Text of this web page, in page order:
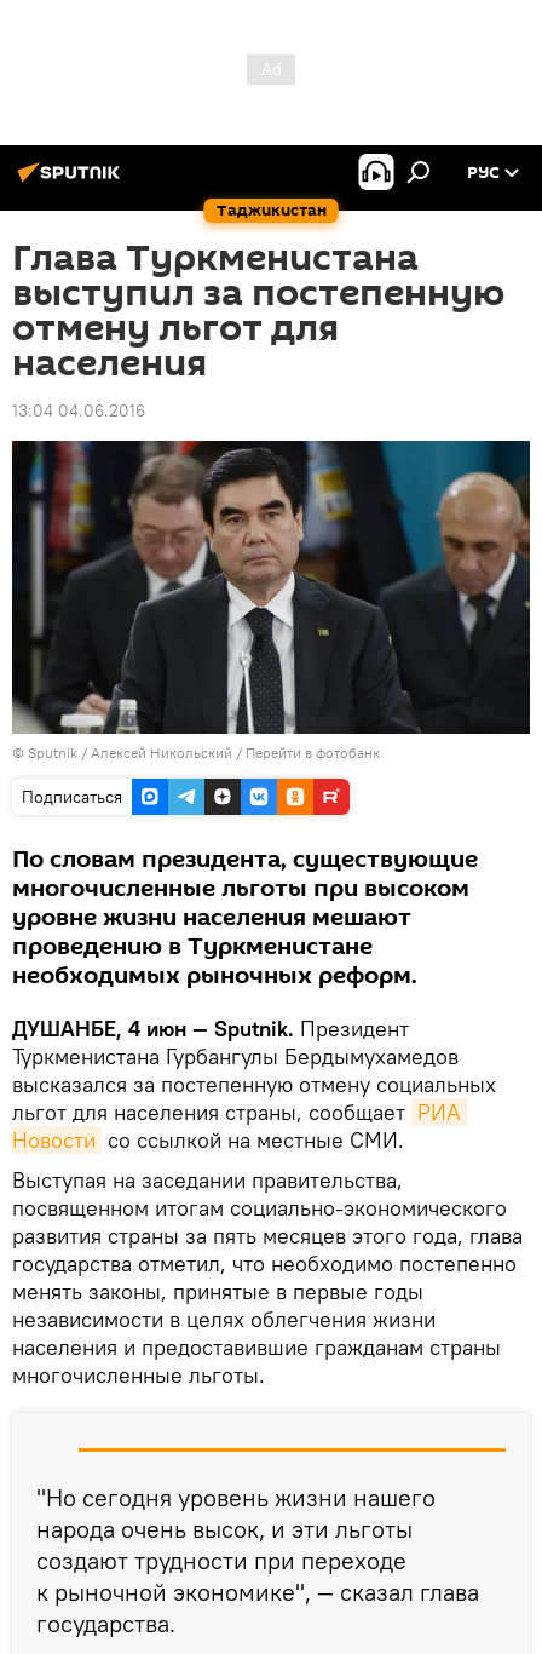
Таджикистан
РУС
Глава Туркменистана
выступил за постепенную
отмену льгот для
населения
13:04 04.06.2016
© Sputnik / Алексей Никольский / Перейти в фотобанк
Подписаться
По словам президента, существующие
многочисленные льготы при высоком
уровне жизни населения мешают
проведению в Туркменистане
необходимых рыночных реформ.
ДУШАНБЕ, 4 июн — Sputnik. Президент
Туркменистана Гурбангулы Бердымухамедов
высказался за постепенную отмену социальных
льгот для населения страны, сообщает РИА
Новости со ссылкой на местные СМИ.
Выступая на заседании правительства,
посвященном итогам социально-экономического
развития страны за пять месяцев этого года, глава
государства отметил, что необходимо постепенно
менять законы, принятые в первые годы
независимости в целях облегчения жизни
населения и предоставившие гражданам страны
многочисленные льготы.
"Но сегодня уровень жизни нашего
народа очень высок, и эти льготы
создают трудности при переходе
к рыночной экономике", — сказал глава
государства.